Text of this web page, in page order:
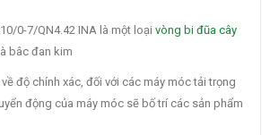
0-7/QN4.42 INA là một loại vòng bi đũa cây
bâc đan kim
độ chính xác, đối với các máy móc tải trọng
động của máy móc sẽ bố trí các sản phẩm